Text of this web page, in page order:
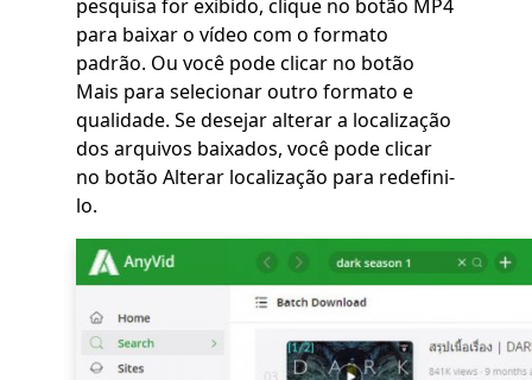
pesquisa for exibido, clique no botão MP4
para baixar o vídeo com o formato
padrão. Ou você pode clicar no botão
Mais para selecionar outro formato e
qualidade. Se desejar alterar a localização
dos arquivos baixados, você pode clicar
no botão Alterar localização para redefini-
lo.